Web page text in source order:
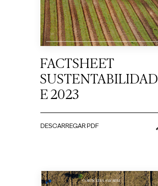
FACTSHEET
SUSTENTABILIDAD
E 2023
DESCARREGAR PDF